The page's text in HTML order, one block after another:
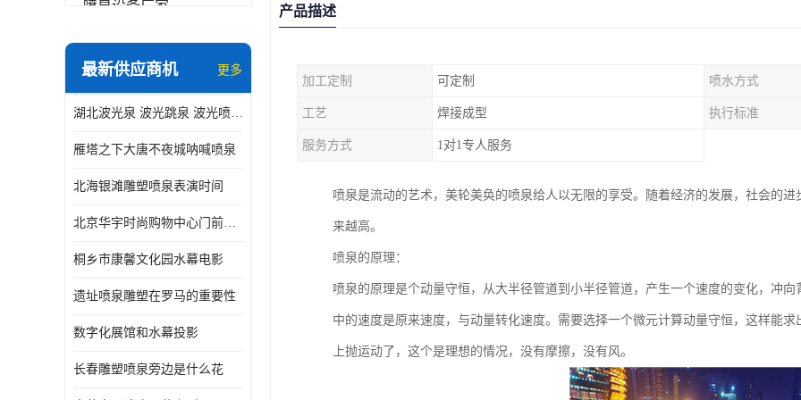
喷泉设备厂家
数字水幕
珍珠泉
最新供应商机 更多
湖北波光泉 波光跳泉 波光喷泉设备厂家
雁塔之下大唐不夜城呐喊喷泉
北海银滩雕塑喷泉表演时间
北京华宇时尚购物中心门前喷泉 精度高
桐乡市康馨文化园水幕电影
遗址喷泉雕塑在罗马的重要性
数字化展馆和水幕投影
长春雕塑喷泉旁边是什么花
产品描述
加工定制 可定制 喷水方式
工艺 焊接成型 执行标准
服务方式 1对1专人服务
喷泉是流动的艺术，美轮美奂的喷泉给人以无限的享受。随着经济的发展，社会的
来越高。
喷泉的原理：
喷泉的原理是个动量守恒，从大半径管道到小半径管道，产生一个速度的变化，冲
中的速度是原来速度，与动量转化速度。需要选择一个微元计算动量守恒，这样能
上抛运动了，这个是理想的情况，没有摩擦，没有风。